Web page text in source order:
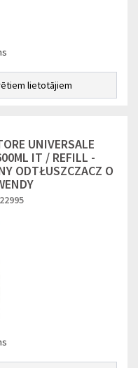
lietotājiem
UNIVERSALE
IT / REFILL -
ODTŁUSZCZACZ O